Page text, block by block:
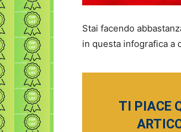
Stai facendo
in questa infografica a
TI PIACE